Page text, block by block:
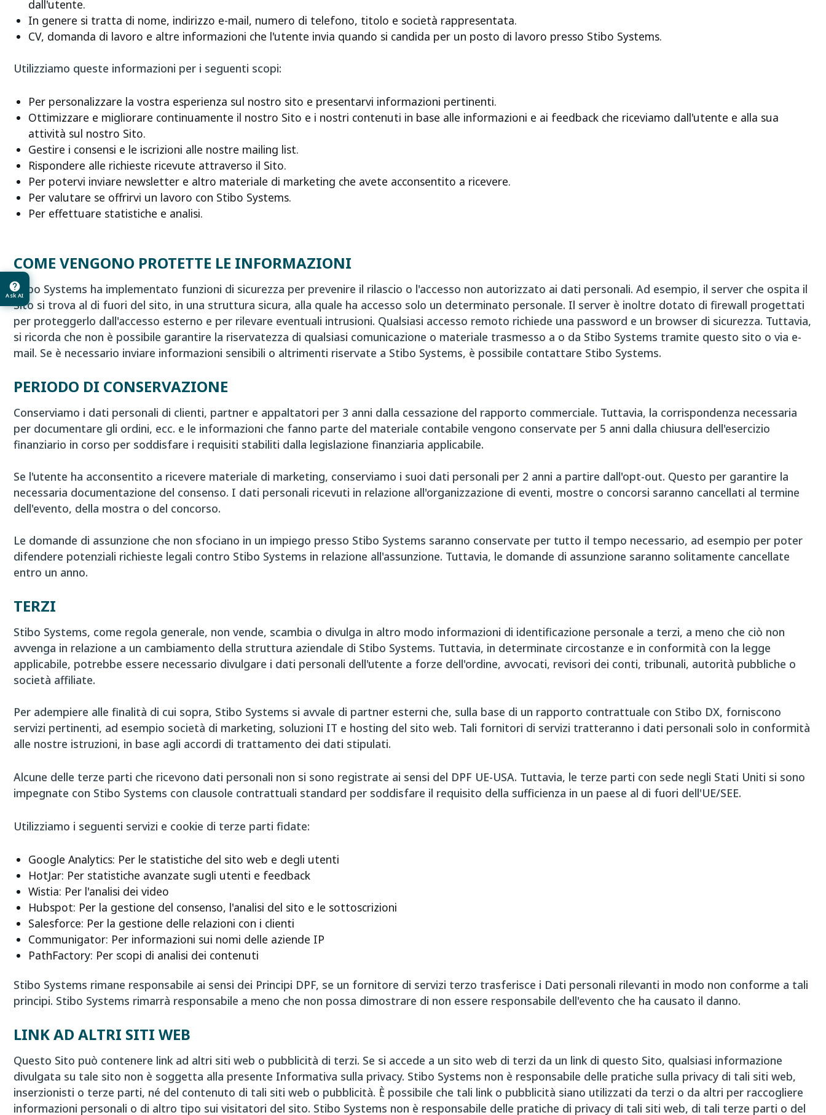
Ask AI
dall'utente.
In genere si tratta di nome, indirizzo e-mail, numero di telefono, titolo e società rappresentata.
CV, domanda di lavoro e altre informazioni che l'utente invia quando si candida per un posto di lavoro presso Stibo Systems.
Utilizziamo queste informazioni per i seguenti scopi:
Per personalizzare la vostra esperienza sul nostro sito e presentarvi informazioni pertinenti.
Ottimizzare e migliorare continuamente il nostro Sito e i nostri contenuti in base alle informazioni e ai feedback che riceviamo dall'utente e alla sua
attività sul nostro Sito.
Gestire i consensi e le iscrizioni alle nostre mailing list.
Rispondere alle richieste ricevute attraverso il Sito.
Per potervi inviare newsletter e altro materiale di marketing che avete acconsentito a ricevere.
Per valutare se offrirvi un lavoro con Stibo Systems.
Per effettuare statistiche e analisi.
COME VENGONO PROTETTE LE INFORMAZIONI
Stibo Systems ha implementato funzioni di sicurezza per prevenire il rilascio o l'accesso non autorizzato ai dati personali. Ad esempio, il server che ospita il
Sito si trova al di fuori del sito, in una struttura sicura, alla quale ha accesso solo un determinato personale. Il server è inoltre dotato di firewall progettati
per proteggerlo dall'accesso esterno e per rilevare eventuali intrusioni. Qualsiasi accesso remoto richiede una password e un browser di sicurezza. Tuttavia,
si ricorda che non è possibile garantire la riservatezza di qualsiasi comunicazione o materiale trasmesso a o da Stibo Systems tramite questo sito o via e-
mail. Se è necessario inviare informazioni sensibili o altrimenti riservate a Stibo Systems, è possibile contattare Stibo Systems.
PERIODO DI CONSERVAZIONE
Conserviamo i dati personali di clienti, partner e appaltatori per 3 anni dalla cessazione del rapporto commerciale. Tuttavia, la corrispondenza necessaria
per documentare gli ordini, ecc. e le informazioni che fanno parte del materiale contabile vengono conservate per 5 anni dalla chiusura dell'esercizio
finanziario in corso per soddisfare i requisiti stabiliti dalla legislazione finanziaria applicabile.
Se l'utente ha acconsentito a ricevere materiale di marketing, conserviamo i suoi dati personali per 2 anni a partire dall'opt-out. Questo per garantire la
necessaria documentazione del consenso. I dati personali ricevuti in relazione all'organizzazione di eventi, mostre o concorsi saranno cancellati al termine
dell'evento, della mostra o del concorso.
Le domande di assunzione che non sfociano in un impiego presso Stibo Systems saranno conservate per tutto il tempo necessario, ad esempio per poter
difendere potenziali richieste legali contro Stibo Systems in relazione all'assunzione. Tuttavia, le domande di assunzione saranno solitamente cancellate
entro un anno.
TERZI
Stibo Systems, come regola generale, non vende, scambia o divulga in altro modo informazioni di identificazione personale a terzi, a meno che ciò non
avvenga in relazione a un cambiamento della struttura aziendale di Stibo Systems. Tuttavia, in determinate circostanze e in conformità con la legge
applicabile, potrebbe essere necessario divulgare i dati personali dell'utente a forze dell'ordine, avvocati, revisori dei conti, tribunali, autorità pubbliche o
società affiliate.
Per adempiere alle finalità di cui sopra, Stibo Systems si avvale di partner esterni che, sulla base di un rapporto contrattuale con Stibo DX, forniscono
servizi pertinenti, ad esempio società di marketing, soluzioni IT e hosting del sito web. Tali fornitori di servizi tratteranno i dati personali solo in conformità
alle nostre istruzioni, in base agli accordi di trattamento dei dati stipulati.
Alcune delle terze parti che ricevono dati personali non si sono registrate ai sensi del DPF UE-USA. Tuttavia, le terze parti con sede negli Stati Uniti si sono
impegnate con Stibo Systems con clausole contrattuali standard per soddisfare il requisito della sufficienza in un paese al di fuori dell'UE/SEE.
Utilizziamo i seguenti servizi e cookie di terze parti fidate:
Google Analytics: Per le statistiche del sito web e degli utenti
HotJar: Per statistiche avanzate sugli utenti e feedback
Wistia: Per l'analisi dei video
Hubspot: Per la gestione del consenso, l'analisi del sito e le sottoscrizioni
Salesforce: Per la gestione delle relazioni con i clienti
Communigator: Per informazioni sui nomi delle aziende IP
PathFactory: Per scopi di analisi dei contenuti
Stibo Systems rimane responsabile ai sensi dei Principi DPF, se un fornitore di servizi terzo trasferisce i Dati personali rilevanti in modo non conforme a tali
principi. Stibo Systems rimarrà responsabile a meno che non possa dimostrare di non essere responsabile dell'evento che ha causato il danno.
LINK AD ALTRI SITI WEB
Questo Sito può contenere link ad altri siti web o pubblicità di terzi. Se si accede a un sito web di terzi da un link di questo Sito, qualsiasi informazione
divulgata su tale sito non è soggetta alla presente Informativa sulla privacy. Stibo Systems non è responsabile delle pratiche sulla privacy di tali siti web,
inserzionisti o terze parti, né del contenuto di tali siti web o pubblicità. È possibile che tali link o pubblicità siano utilizzati da terzi o da altri per raccogliere
informazioni personali o di altro tipo sui visitatori del sito. Stibo Systems non è responsabile delle pratiche di privacy di tali siti web, di tali terze parti o del